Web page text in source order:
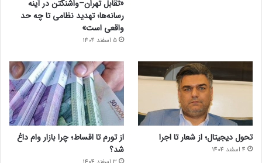
«تقابل تهران–واشنگتن در آینه
رسانه‌ها؛ تهدید نظامی تا چه حد
واقعی است»
5 اسفند 1404
تحول دیجیتال؛ از شعار تا اجرا
4 اسفند 1404
از تورم تا اقساط؛ چرا بازار وام داغ
شد؟